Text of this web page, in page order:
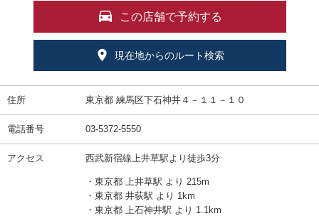
この店舗で予約する
現在地からのルート検索
住所 東京都 練馬区下石神井４－１１－１０
電話番号 03-5372-5550
アクセス 西武新宿線上井草駅より徒歩3分
・東京都 上井草駅 より 215m
・東京都 井荻駅 より 1km
・東京都 上石神井駅 より 1.1km